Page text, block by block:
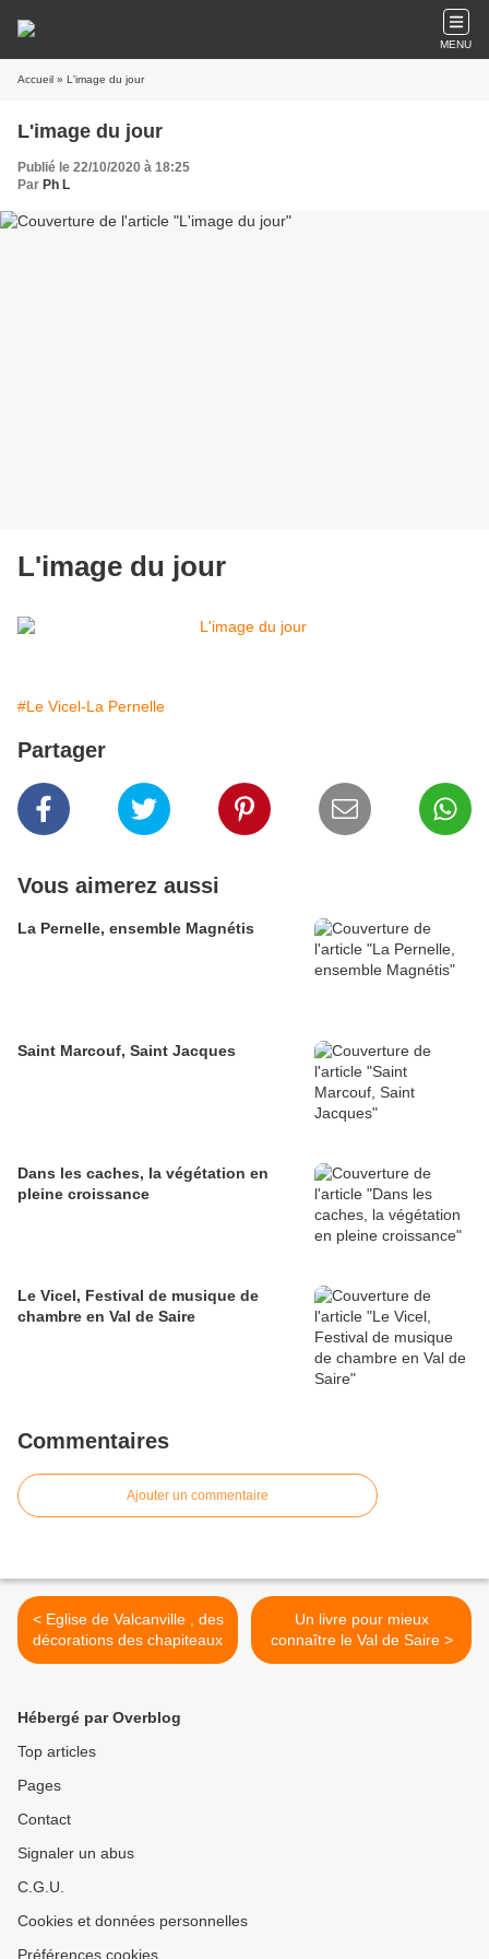
MENU
Accueil » L'image du jour
L'image du jour
Publié le 22/10/2020 à 18:25
Par Ph L
L'image du jour
#Le Vicel-La Pernelle
Partager
Vous aimerez aussi
La Pernelle, ensemble Magnétis
Saint Marcouf, Saint Jacques
Dans les caches, la végétation en
pleine croissance
Le Vicel, Festival de musique de
chambre en Val de Saire
Commentaires
Ajouter un commentaire
< Eglise de Valcanville , des
décorations des chapiteaux
Un livre pour mieux
connaître le Val de Saire >
Hébergé par Overblog
Top articles
Pages
Contact
Signaler un abus
C.G.U.
Cookies et données personnelles
Préférences cookies